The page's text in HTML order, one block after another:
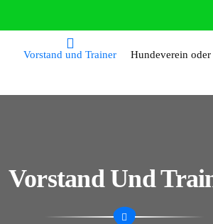
Vorstand und Trainer Hundeverein
Vorstand Und